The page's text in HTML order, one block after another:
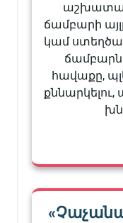
ճամբարի
կամ
հավաքը,